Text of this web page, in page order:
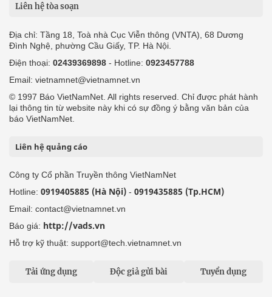
Liên hệ tòa soạn
Địa chỉ: Tầng 18, Toà nhà Cục Viễn thông (VNTA), 68 Dương
Đình Nghệ, phường Cầu Giấy, TP. Hà Nội.
Điện thoại: 02439369898 - Hotline: 0923457788
Email: vietnamnet@vietnamnet.vn
© 1997 Báo VietNamNet. All rights reserved. Chỉ được phát hành
lại thông tin từ website này khi có sự đồng ý bằng văn bản của
báo VietNamNet.
Liên hệ quảng cáo
Công ty Cổ phần Truyền thông VietNamNet
Hotline: 0919405885 (Hà Nội) - 0919435885 (Tp.HCM)
Email: contact@vietnamnet.vn
Báo giá: http://vads.vn
Hỗ trợ kỹ thuật: support@tech.vietnamnet.vn
Tải ứng dụng Độc giả gửi bài Tuyển dụng